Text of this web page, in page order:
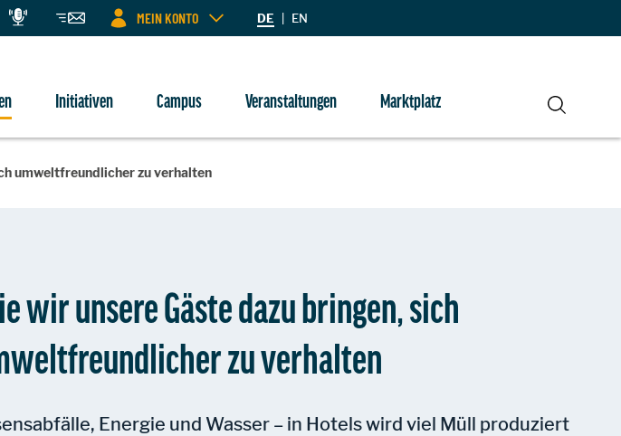
MEIN KONTO DE | EN
Initiativen Campus Veranstaltungen
Marktplatz
Suche
umweltfreundlicher zu verhalten
wir unsere Gäste dazu bringen, sich
zu verhalten
Energie und Wasser – in Hotels wird viel Müll produziert